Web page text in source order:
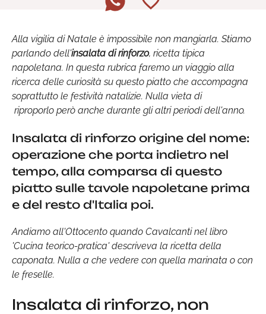
Alla vigilia di Natale è impossibile non mangiarla. Stiamo
parlando dell'insalata di rinforzo, ricetta tipica
napoletana. In questa rubrica faremo un viaggio alla
ricerca delle curiosità su questo piatto che accompagna
soprattutto le festività natalizie. Nulla vieta di
riproporlo però anche durante gli altri periodi dell'anno.
Insalata di rinforzo origine del nome:
operazione che porta indietro nel
tempo, alla comparsa di questo
piatto sulle tavole napoletane prima
e del resto d'Italia poi.
Andiamo all'Ottocento quando Cavalcanti nel libro
'Cucina teorico-pratica' descriveva la ricetta della
caponata. Nulla a che vedere con quella marinata o con
le freselle.
Insalata di rinforzo, non